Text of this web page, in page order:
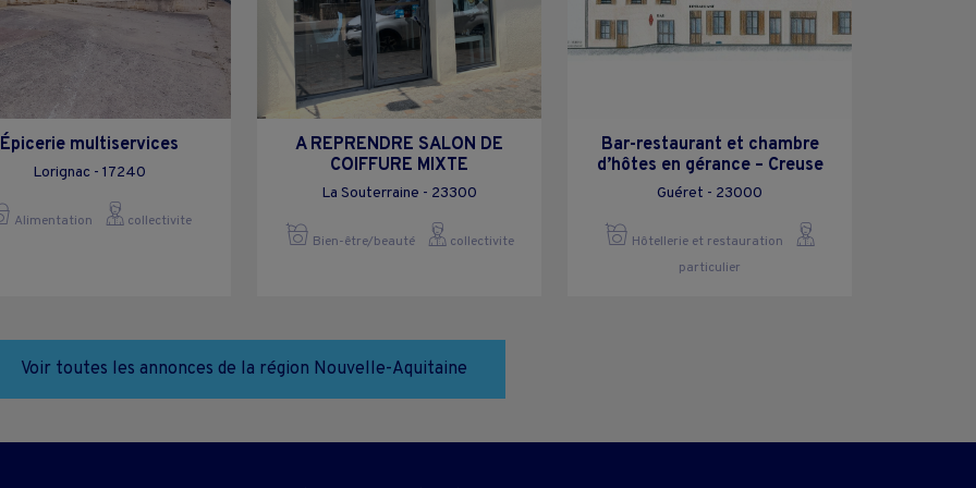
Épicerie multiservices
Lorignac - 17240
Alimentation collectivite
A REPRENDRE SALON DE
COIFFURE MIXTE
La Souterraine - 23300
Bien-être/beauté collectivite
Bar-restaurant et chambre
d’hôtes en gérance – Creuse
Guéret - 23000
Hôtellerie et restauration
particulier
Voir toutes les annonces de la région Nouvelle-Aquitaine